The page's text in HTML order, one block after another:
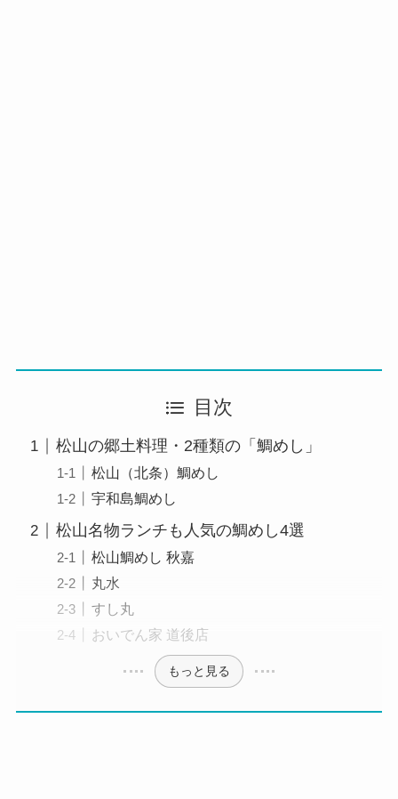
目次
松山の郷土料理・2種類の「鯛めし」
松山（北条）鯛めし
宇和島鯛めし
松山名物ランチも人気の鯛めし4選
松山鯛めし 秋嘉
丸水
すし丸
おいでん家 道後店
もっと見る